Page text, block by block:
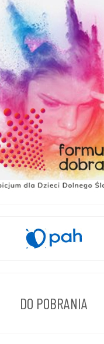
DO POBRANIA